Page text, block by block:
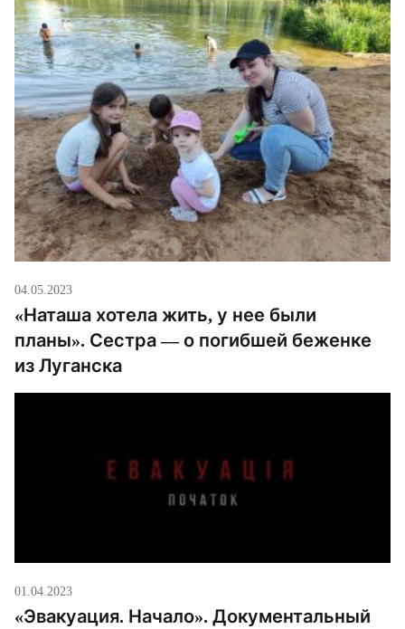
занималась народным творчеством. Но тут
пришла война. И семья была вынуждена
укрываться в […]
04.05.2023
«Наташа хотела жить, у нее были
планы». Сестра — о погибшей беженке
из Луганска
01.04.2023
«Эвакуация. Начало». Документальный